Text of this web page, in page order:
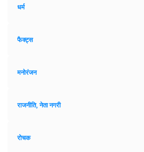
धर्म
फैक्ट्स
मनोरंजन
राजनीति, नेता नगरी
रोचक